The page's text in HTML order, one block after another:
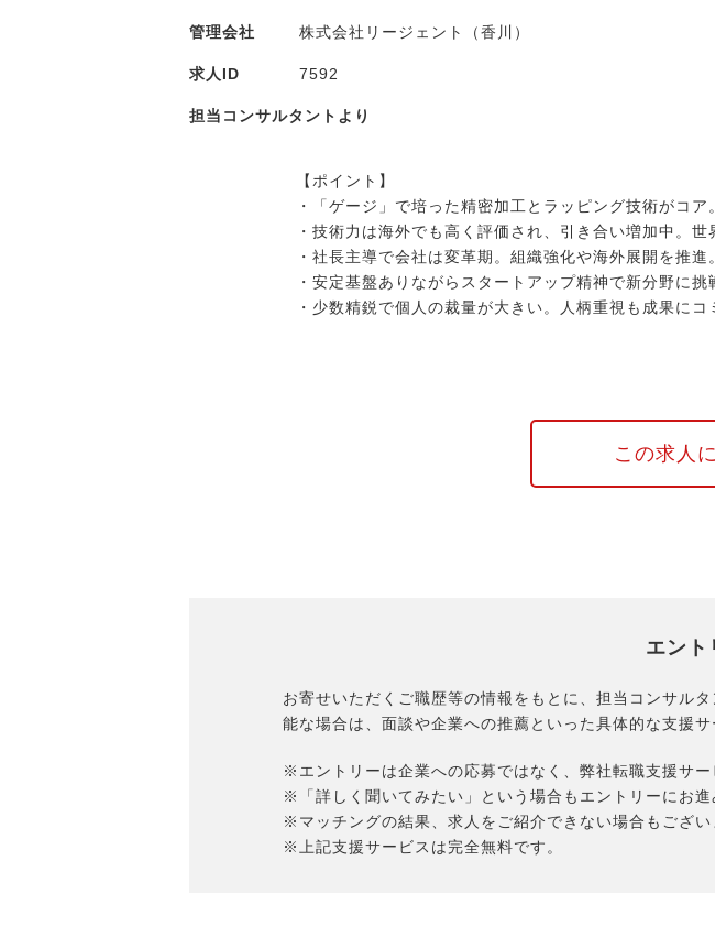
管理会社 株式会社リージェント（香川）
求人ID 7592
担当コンサルタントより
【ポイント】
・「ゲージ」で培った精密加工とラッピング技術がコア
・技術力は海外でも高く評価され、引き合い増加中。世
・社長主導で会社は変革期。組織強化や海外展開を推進
・安定基盤ありながらスタートアップ精神で新分野に挑
・少数精鋭で個人の裁量が大きい。人柄重視も成果にコ
この求人
エント
お寄せいただくご職歴等の情報をもとに、担当コンサル
能な場合は、面談や企業への推薦といった具体的な支援
※エントリーは企業への応募ではなく、弊社転職支援サー
※「詳しく聞いてみたい」という場合もエントリーにお進
※マッチングの結果、求人をご紹介できない場合もござい
※上記支援サービスは完全無料です。